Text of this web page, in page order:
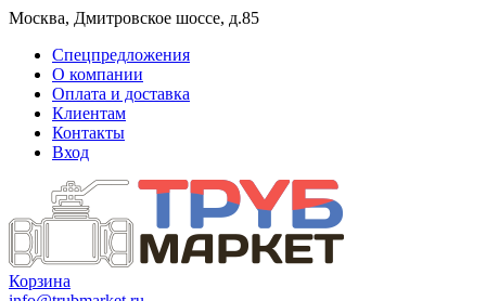
Москва, Дмитровское шоссе, д.85
Спецпредложения
О компании
Оплата и доставка
Клиентам
Контакты
Вход
Корзина